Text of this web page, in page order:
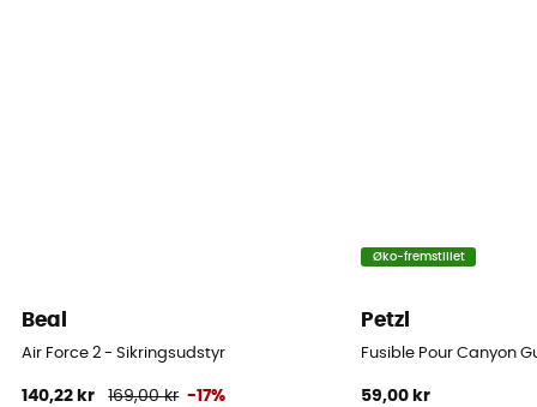
Nej
Beal
Air Force 2 - Sikringsudstyr
140,22 kr 169,00 kr -17%
Øko-fremstillet
Petzl
Fusible Pour Canyon
59,00 kr